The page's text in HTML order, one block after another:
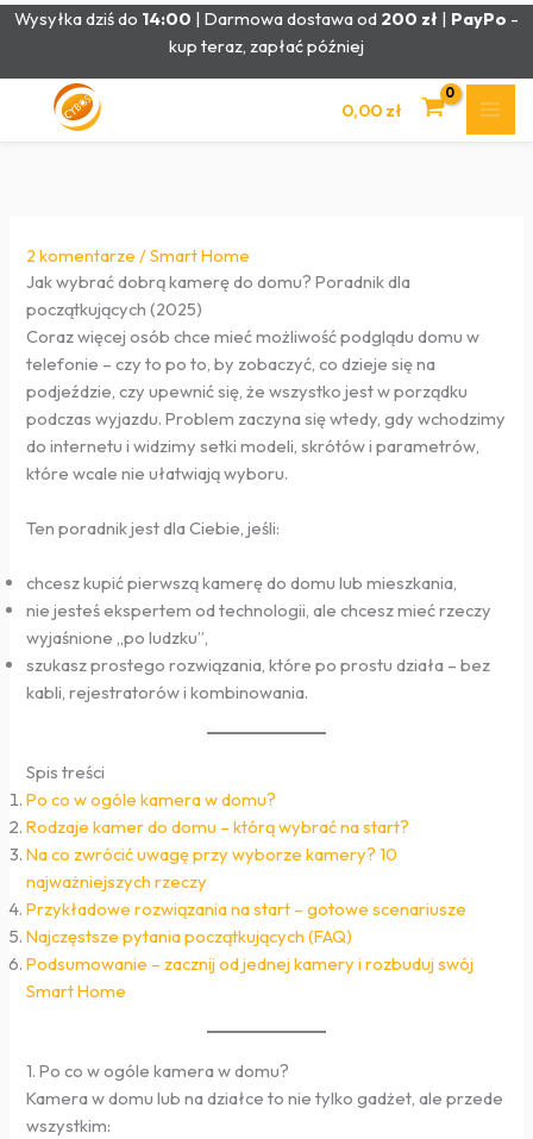
Przejdź
Wysyłka dziś do 14:00 | Darmowa dostawa od 200 zł | PayPo -
kup teraz, zapłać później
0,00 zł
2 komentarze /Smart Home
Jak wybrać dobrą kamerę do domu? Poradnik dla
początkujących (2025)
Coraz więcej osób chce mieć możliwość podglądu domu w
telefonie – czy to po to, by zobaczyć, co dzieje się na
podjeździe, czy upewnić się, że wszystko jest w porządku
podczas wyjazdu. Problem zaczyna się wtedy, gdy wchodzimy
do internetu i widzimy setki modeli, skrótów i parametrów,
które wcale nie ułatwiają wyboru.
Ten poradnik jest dla Ciebie, jeśli:
chcesz kupić pierwszą kamerę do domu lub mieszkania,
nie jesteś ekspertem od technologii, ale chcesz mieć rzeczy
wyjaśnione „po ludzku”,
szukasz prostego rozwiązania, które po prostu działa – bez
kabli, rejestratorów i kombinowania.
Spis treści
Po co w ogóle kamera w domu?
Rodzaje kamer do domu – którą wybrać na start?
Na co zwrócić uwagę przy wyborze kamery? 10
najważniejszych rzeczy
Przykładowe rozwiązania na start – gotowe scenariusze
Najczęstsze pytania początkujących (FAQ)
Podsumowanie – zacznij od jednej kamery i rozbuduj swój
Smart Home
1. Po co w ogóle kamera w domu?
Kamera w domu lub na działce to nie tylko gadżet, ale przede
wszystkim: